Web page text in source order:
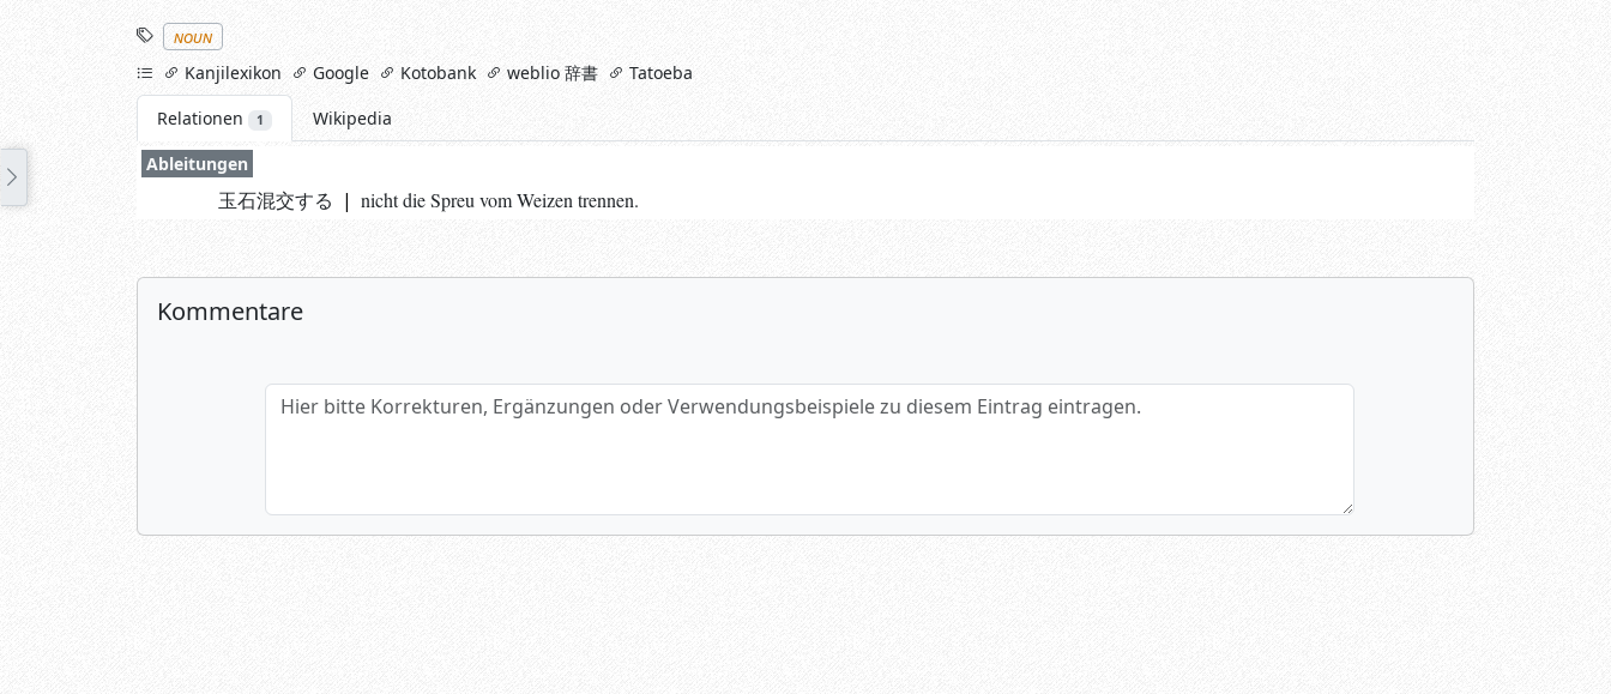
Stichworte
noun
linksKanjilexikon Google Kotobank weblio 辞書
Tatoeba
Relationen
1
Wikipedia
Ableitungen
玉石混交する | nicht die Spreu vom Weizen trennen.
Kommentare
Hier bitte Korrekturen, Ergänzungen oder Verwendungsbeispiele zu diesem Eintrag eintragen.